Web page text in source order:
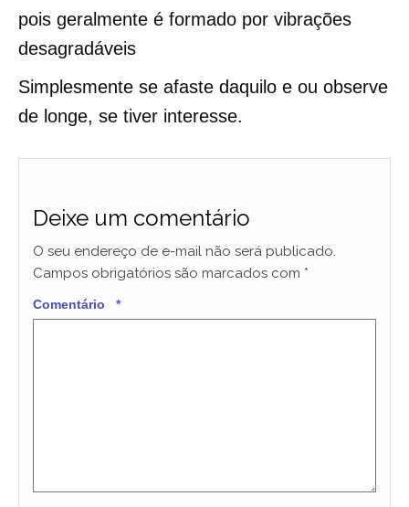
pois geralmente é formado por vibrações
desagradáveis
Simplesmente se afaste daquilo e ou observe
de longe, se tiver interesse.
Deixe um comentário
O seu endereço de e-mail não será publicado.
Campos obrigatórios são marcados com *
Comentário*